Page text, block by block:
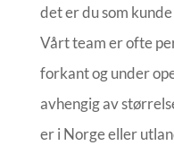
det er du som
Vårt team er ofte
forkant og under
avhengig av
er i Norge eller